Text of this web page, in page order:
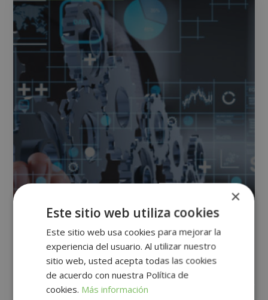
Maestría Internacional en Gestión de
Calidad (ISO 9001/2015)
×
Este sitio web utiliza cookies
Este sitio web usa cookies para mejorar la
experiencia del usuario. Al utilizar nuestro
sitio web, usted acepta todas las cookies
de acuerdo con nuestra Política de
cookies. Más información